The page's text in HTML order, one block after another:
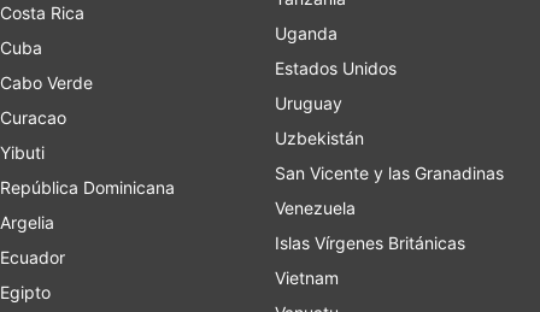
Costa Rica
Cuba
Cabo Verde
Curacao
Yibuti
República Dominicana
Argelia
Ecuador
Egipto
Uganda
Estados Unidos
Uruguay
Uzbekistán
San Vicente y las Granadinas
Venezuela
Islas Vírgenes Británicas
Vietnam